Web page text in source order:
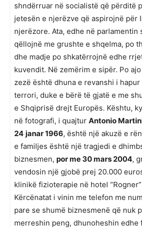
shndërruar në socialistë që përditë
jetesën e njerëzve që aspirojnë për
njerëzore. Ata, edhe në parlamentin
qëllojnë me grushte e shqelma, po
dhe madje po shkatërrojnë edhe
kuvendit. Në zemërim e sipër. Po ajo
zezë është dhuna e revanshi i
terrori, duke e bërë të gjatë e me
e Shqiprisë drejt Europës. Kështu,
në fotografi, i quajtur Antonio
24 janar 1966, është një akuzë e
e familjes është një tragjedi e
biznesmen, por me 30 mars 2004,
vendosin një gjobë prej 20.000
klinikë fizioterapie në hotel
Kërcënatat i vinin me telefon me
pare se shumë biznesmenë që nuk
merreshin peng, dhunoheshin edhe